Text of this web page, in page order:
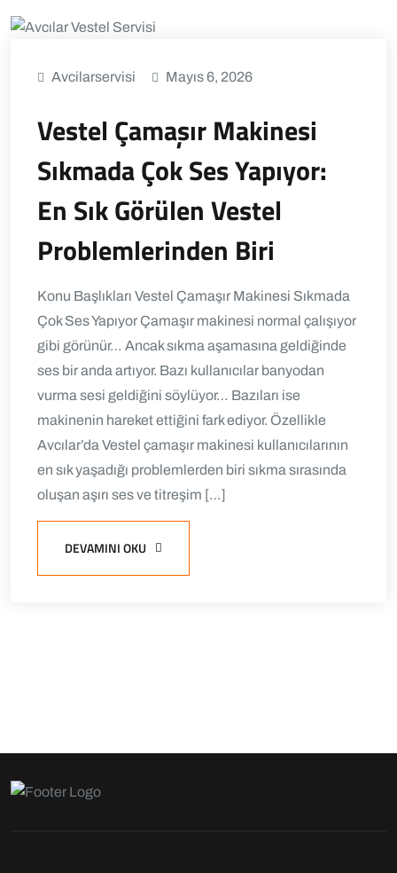
Avcilarservisi Mayıs 6, 2026
Vestel Çamaşır Makinesi
Sıkmada Çok Ses Yapıyor:
En Sık Görülen Vestel
Problemlerinden Biri
Konu Başlıkları Vestel Çamaşır Makinesi Sıkmada
Çok Ses Yapıyor Çamaşır makinesi normal çalışıyor
gibi görünür… Ancak sıkma aşamasına geldiğinde
ses bir anda artıyor. Bazı kullanıcılar banyodan
vurma sesi geldiğini söylüyor… Bazıları ise
makinenin hareket ettiğini fark ediyor. Özellikle
Avcılar’da Vestel çamaşır makinesi kullanıcılarının
en sık yaşadığı problemlerden biri sıkma sırasında
oluşan aşırı ses ve titreşim […]
DEVAMINI OKU